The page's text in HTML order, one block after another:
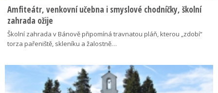
Amfiteátr, venkovní učebna i smyslové chodníčky, školní
zahrada ožije
Školní zahrada v Bánově připomíná travnatou pláň, kterou „zdobí“
torza pařeniště, skleníku a žalostně…